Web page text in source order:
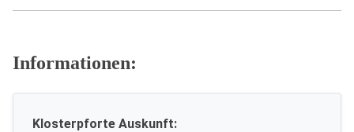
Informationen:
Klosterpforte Auskunft: